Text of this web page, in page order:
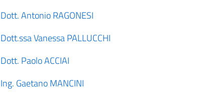
Dott. Antonio RAGONESI
Dott.ssa Vanessa PALLUCCHI
Dott. Paolo ACCIAI
Ing. Gaetano MANCINI